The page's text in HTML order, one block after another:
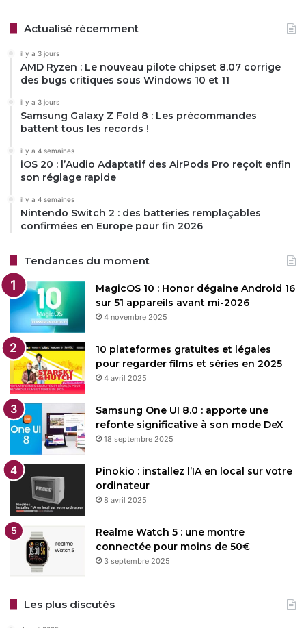
Actualisé récemment
il y a 3 jours
AMD Ryzen : Le nouveau pilote chipset 8.07 corrige
des bugs critiques sous Windows 10 et 11
il y a 3 jours
Samsung Galaxy Z Fold 8 : Les précommandes
battent tous les records !
il y a 4 semaines
iOS 20 : l’Audio Adaptatif des AirPods Pro reçoit enfin
son réglage rapide
il y a 4 semaines
Nintendo Switch 2 : des batteries remplaçables
confirmées en Europe pour fin 2026
Tendances du moment
MagicOS 10 : Honor dégaine Android 16
sur 51 appareils avant mi-2026
4 novembre 2025
10 plateformes gratuites et légales
pour regarder films et séries en 2025
4 avril 2025
Samsung One UI 8.0 : apporte une
refonte significative à son mode DeX
18 septembre 2025
Pinokio : installez l’IA en local sur votre
ordinateur
8 avril 2025
Realme Watch 5 : une montre
connectée pour moins de 50€
3 septembre 2025
Les plus discutés